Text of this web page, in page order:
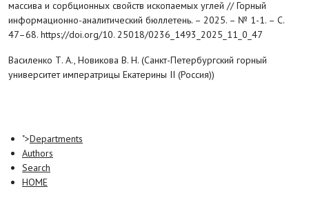
массива и сорбционных свойств ископаемых углей // Горный
информационно-аналитический бюллетень. – 2025. – № 1-1. – С.
47–68. https://doi.org/10. 25018/0236_1493_2025_11_0_47
Василенко Т. А., Новикова В. Н. (Санкт-Петербургский горный
университет императрицы Екатерины II (Россия))
">Departments
Authors
Search
HOME